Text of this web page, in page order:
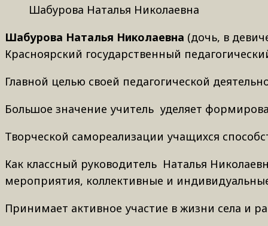
Шабурова Наталья Николаевна
Шабурова Наталья Николаевна (дочь, в
Красноярский государственный
Главной целью своей педагогической
Большое значение учитель уделяет
Творческой самореализации учащихся
Как классный руководитель Наталья
мероприятия, коллективные и
Принимает активное участие в жизни села и